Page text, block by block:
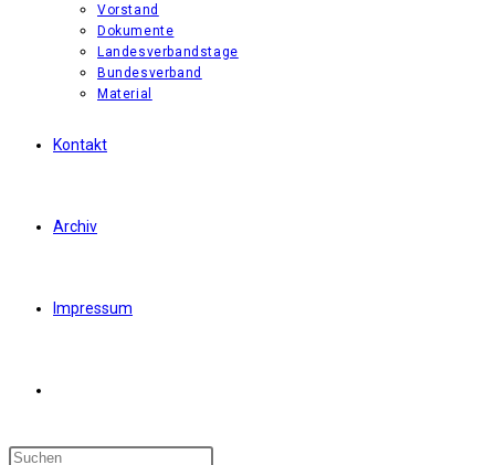
Vorstand
Dokumente
Landesverbandstage
Bundesverband
Material
Kontakt
Archiv
Impressum